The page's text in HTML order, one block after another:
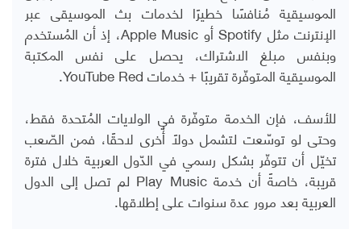
الموسيقية مُنافسًا خطيرًا لخدمات بث الموسيقى عبر
الإنترنت مثل Spotifyأو Apple Music، إذ أن المُستخدم
وبنفس مبلغ الاشتراك، يحصل على نفس المكتبة
الموسيقية المتوفّرة تقريبًا + خدماتYouTube Red
.
للأسف، فإن الخدمة متوفّرة في الولايات المُتحدة فقط،
وحتى لو توسّعت لتشمل دولًا أُخرى لاحقًا، فمن الصّعب
تخيّل أن تتوفّر بشكل رسمي في الدّول العربية خلال فترة
قريبة، خاصةً أن خدمةPlay Music لم تصل إلى الدول
العربية بعد مرور عدة سنوات على إطلاقها.